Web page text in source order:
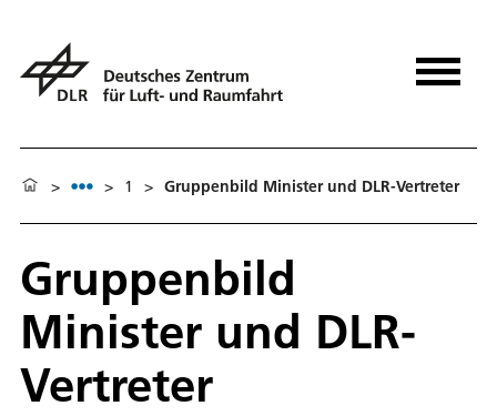
> > 1 > Gruppenbild Minister und DLR-Vertreter
Gruppenbild
Minister und DLR-
Vertreter